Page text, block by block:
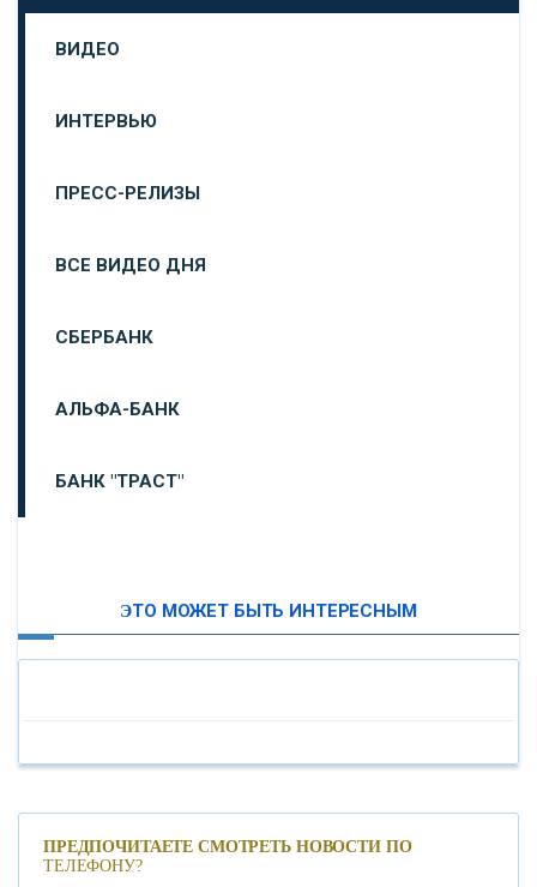
ВИДЕО
ИНТЕРВЬЮ
ПРЕСС-РЕЛИЗЫ
ВСЕ ВИДЕО ДНЯ
СБЕРБАНК
АЛЬФА-БАНК
БАНК "ТРАСТ"
«БАНК САНКТ-ПЕТЕРБУРГ»
«ПРОМСВЯЗЬБАНК»
ЭТО МОЖЕТ БЫТЬ ИНТЕРЕСНЫМ
ПРЕДПОЧИТАЕТЕ СМОТРЕТЬ НОВОСТИ ПО
ТЕЛЕФОНУ?